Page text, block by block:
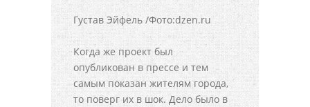
Густав Эйфель /Фото:dzen.ru
Когда же проект был
опубликован в прессе и тем
самым показан жителям города,
то поверг их в шок. Дело было в